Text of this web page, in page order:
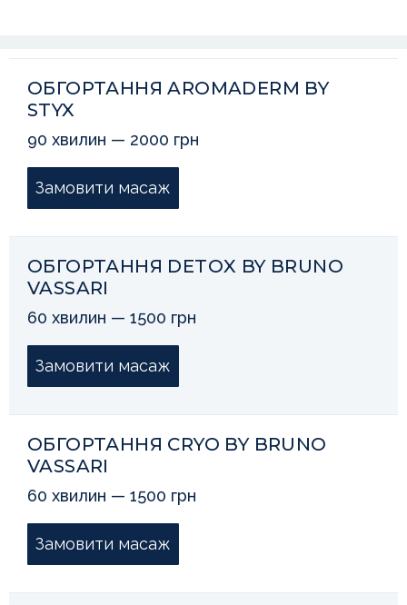
ОБГОРТАННЯ AROMADERM BY
STYX
90 хвилин — 2000 грн
Замовити масаж
ОБГОРТАННЯ DETOX BY BRUNO
VASSARI
60 хвилин — 1500 грн
Замовити масаж
ОБГОРТАННЯ CRYO BY BRUNO
VASSARI
60 хвилин — 1500 грн
Замовити масаж